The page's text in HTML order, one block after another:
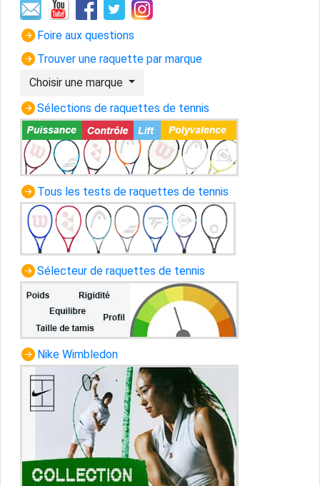
Foire aux questions
Trouver une raquette par marque
Choisir une marque
Sélections de raquettes de tennis
Tous les tests de raquettes de tennis
Sélecteur de raquettes de tennis
Nike Wimbledon